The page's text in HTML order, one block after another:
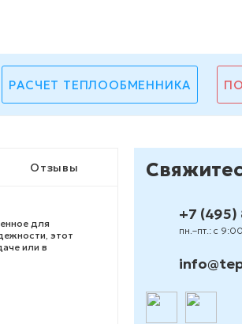
РАСЧЕТ ТЕПЛООБМЕННИКА
Отзывы
для
этот
или в
+7 (495)
пн.–пт.: с